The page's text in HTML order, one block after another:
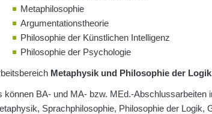
Metaphilosophie
Argumentationstheorie
Philosophie der Künstlichen Intelligenz
Philosophie der Psychologie
Metaphysik und Philosophie der Logik
können BA- und MA- bzw. MEd.-
Sprachphilosophie, Philosophie der Logik,